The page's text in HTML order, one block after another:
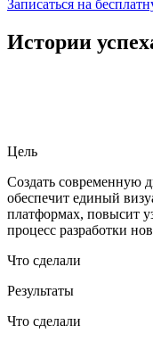
Записаться на
Истории
Цель
Создать современную
обеспечит единый
платформах, повысит
процесс разработки
Что сделали
Результаты
Что сделали